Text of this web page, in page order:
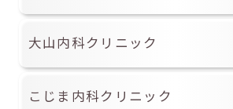
大山内科クリニック
こじま内科クリニック